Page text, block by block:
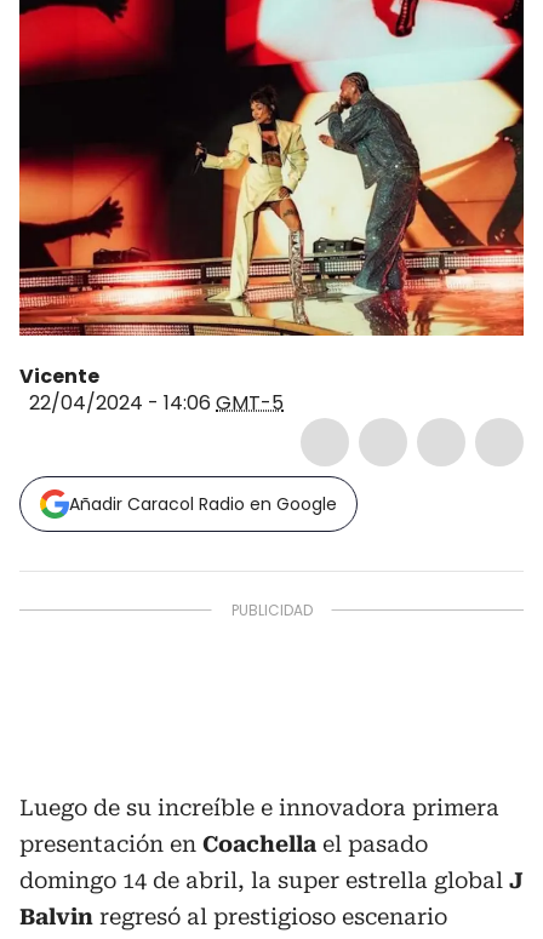
Vicente
22/04/2024 - 14:06 GMT-5
Añadir Caracol Radio en Google
Luego de su increíble e innovadora primera
presentación en Coachella el pasado
domingo 14 de abril, la super estrella global J
Balvin regresó al prestigioso escenario